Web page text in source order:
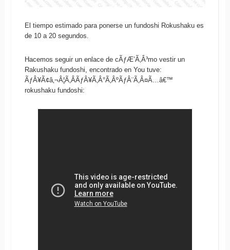
El tiempo estimado para ponerse un fundoshi Rokushaku es
de 10 a 20 segundos.
Hacemos seguir un enlace de cÃƒÆ’Ã‚Â³mo vestir un
Rakushaku fundoshi, encontrado en You tuve:
ÃƒÂ¥Ã¢â‚¬Â¦Ã‚Â­ÃƒÂ¥Ã‚Â°Ã‚ÂºÃƒÂ¨Ã‚Â¤Ã…â€™
rokushaku fundoshi: